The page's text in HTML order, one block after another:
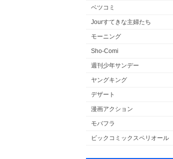
ベツコミ
Jourすてきな主婦たち
モーニング
Sho-Comi
週刊少年サンデー
ヤングキング
デザート
漫画アクション
モバフラ
ビックコミックスペリオール